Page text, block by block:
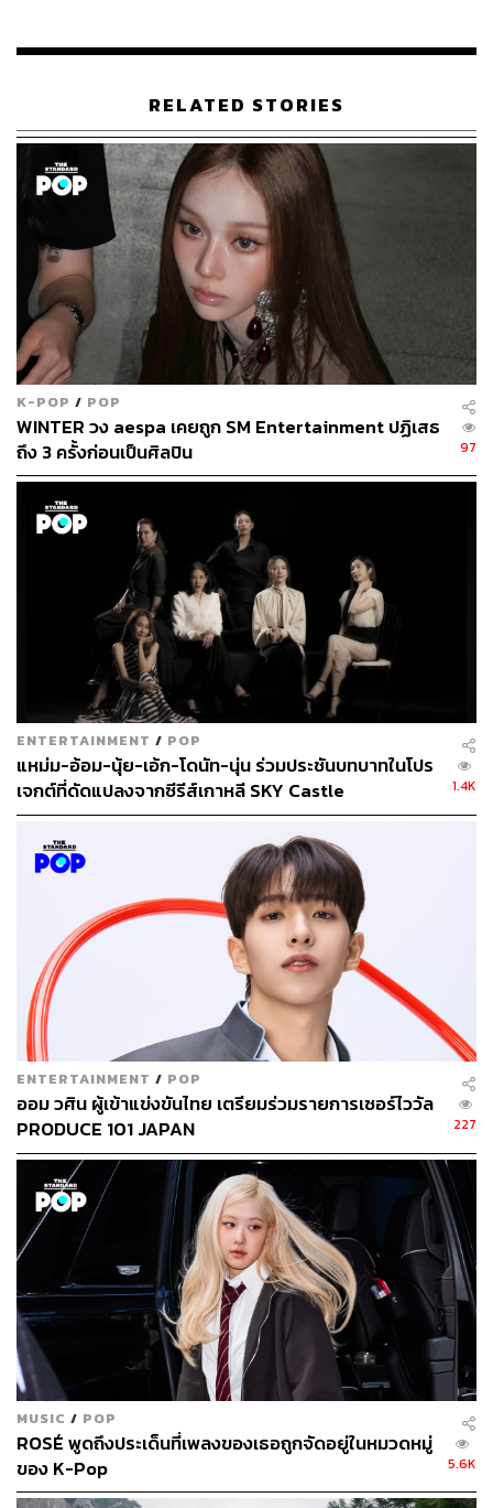
Lifeเป็นซีรีส์เกาหลี 16 ตอนจบ ออกอากาศทางช่อง JTBC
กำกับโดย ลอมฮยอนอุก และฮงจงชาน ที่เคยกำกับ
Friends(2016)
ทั้งยังได้นักเขียนบทมือรางวัลอย่าง อีซูยอน
เจ้าของเดียวกับผู้เขียนบท Stranger (2017) ซีรีส์ที่คว้ารางวัล
ชนะเลิศ Baeksang Arts ประเภทโทรทัศน์ ครั้งที่ 54
เรื่องราวของโรงพยาบาลมหาวิทยาลัยซังกุก ซึ่งติดอันดับโรง
พยาบาลใหญ่ 5 อันดับแรกของเกาหลี เมื่อถูกฮวาจองกรุ๊ป
บริษัทยักษ์ใหญ่เข้าควบรวมกิจการ และส่ง กูซึงฮโย ประธาน
กรรมการคนใหม่ เข้ามาบริหาร เปิดฉากอีพีแรกด้วยการที่ผู้
อำนวยการโรงพยาบาลตกจากดาดฟ้าบ้านของรองผู้อำนวย
การ เสียชีวิตทันที
ขณะที่ตำรวจลงความเห็นว่าเป็นการฆ่าตัวตาย แต่เงื่อนงำ
ของการเสียชีวิตหลายอย่างทำให้ เยอูจิน หมอหนุ่มแผนก
ฉุกเฉินเริ่มค้นหาคำตอบว่า ผู้อำนวยการเสียชีวิตด้วยสาเหตุ
ใดกันแน่ รวมทั้งปัญหาการเข้ามาของบริษัทยักษ์ใหญ่ที่มี
กิจการในเครือมากมาย ประธานกรรมการที่มองเรื่องกำไร
ขาดทุน ทั้งที่โรงพยาบาลเป็นองค์กรที่ไม่แสวงผลกำไร ไหน
จะมีปัญหาการเมืองภายในที่แพทย์ระดับสูงต่างหวังจะเป็น
ใหญ่ด้วยการขึ้นมาเป็นผู้อำนวยการแทน
ซีรีส์Lifeดำเนินเรื่องในแบบที่ค่อยๆ เปิดเผยเรื่องราว ทำให้
เราคาดเดาไม่ได้ว่าแต่ละอีพีจะเกิดอะไรขึ้น รวมทั้งความเทา
ของตัวละครที่เราไม่อาจรู้ได้ว่าตัวละครไหนคือตัวร้ายที่แท้
จริง การพลิกกลับไปกลับมาระหว่างสีขาวสีดำของตัวละคร
ทำให้ซีรีส์เรื่องนี้น่าติดตามมากขึ้น และยิ่งพีกมากขึ้นกับ
ข้อมูลที่เปิดเผยเกี่ยวกับระบบธุรกิจที่เข้ามาครอบงำโรง
พยาบาลได้อย่างคาดไม่ถึง
“แผนกศัลยกรรมทรวงอกขาดคนอยู่ตลอดเวลาครับ และหมอ
หนุ่มสาวสมัยนี้พากันไปแต่ที่สบายๆ รายได้ดี แพทย์เฉพาะ
ทางศัลยกรรมทรวงอกในประเทศนี้มีไม่ถึง 20 คนเลยละครับ
เป็นเพราะโรงพยาบาลไม่ลงทุนกับแผนกศัลยกรรมทรวงอกที่
RELATED STORIES
K-POP / POP
WINTER วง aespa เคยถูก SM Entertainment ปฏิเสธ
ถึง 3 ครั้งก่อนเป็นศิลปิน
97
ENTERTAINMENT / POP
แหม่ม-อ้อม-นุ้ย-เอ้ก-โดนัท-นุ่น ร่วมประชันบทบาทในโปร
เจกต์ที่ดัดแปลงจากซีรีส์เกาหลี SKY Castle
1.4K
ENTERTAINMENT / POP
ออม วศิน ผู้เข้าแข่งขันไทย เตรียมร่วมรายการเซอร์ไววัล
PRODUCE 101 JAPAN
227
MUSIC / POP
ROSÉ พูดถึงประเด็นที่เพลงของเธอถูกจัดอยู่ในหมวดหมู่
ของ K-Pop
5.6K